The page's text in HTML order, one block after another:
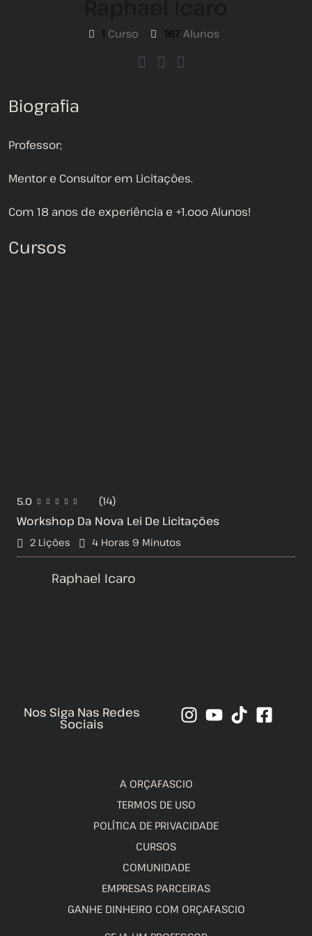
1 Curso 167 Alunos
Biografia
Professor;
Mentor e Consultor em Licitações.
Com 18 anos de experiência e +1.ooo Alunos!
Cursos
5.0 (14)
Workshop Da Nova Lei De Licitações
2 Lições 4 Horas 9 Minutos
Raphael Icaro
Nos Siga Nas Redes
Sociais
A ORÇAFASCIO
TERMOS DE USO
POLÍTICA DE PRIVACIDADE
CURSOS
COMUNIDADE
EMPRESAS PARCEIRAS
GANHE DINHEIRO COM ORÇAFASCIO